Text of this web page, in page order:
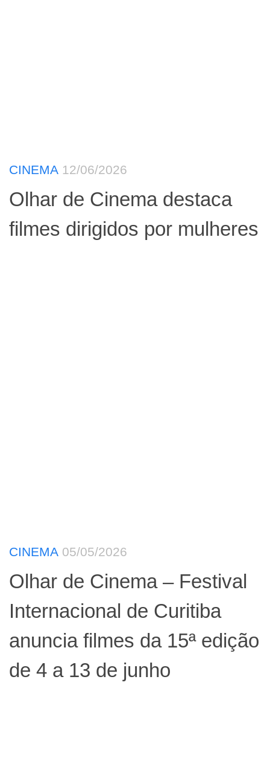
CINEMA 12/06/2026
Olhar de Cinema destaca
filmes dirigidos por mulheres
CINEMA 05/05/2026
Olhar de Cinema – Festival
Internacional de Curitiba
anuncia filmes da 15ª edição
de 4 a 13 de junho